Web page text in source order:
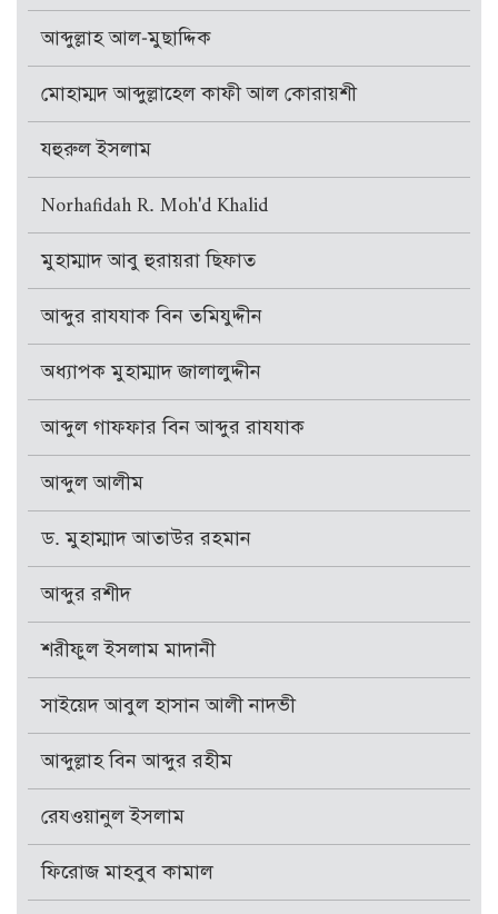
আব্দুল্লাহ আল-মুছাদ্দিক
মোহাম্মদ আব্দুল্লাহেল কাফী আল কোরায়শী
যহুরুল ইসলাম
Norhafidah R. Moh'd Khalid
মুহাম্মাদ আবু হুরায়রা ছিফাত
আব্দুর রাযযাক বিন তমিযুদ্দীন
অধ্যাপক মুহাম্মাদ জালালুদ্দীন
আব্দুল গাফফার বিন আব্দুর রাযযাক
আব্দুল আলীম
ড. মুহাম্মাদ আতাউর রহমান
আব্দুর রশীদ
শরীফুল ইসলাম মাদানী
সাইয়েদ আবুল হাসান আলী নাদভী
আব্দুল্লাহ বিন আব্দুর রহীম
রেযওয়ানুল ইসলাম
ফিরোজ মাহবুব কামাল